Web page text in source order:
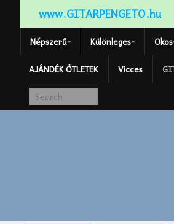
www.GITARPENGETO.hu
Népszerű- Különleges-
AJÁNDÉK ÖTLETEK Vicces